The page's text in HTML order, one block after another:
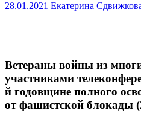
28.01.2021 Екатерина
Ветераны войны из
участниками
й годовщине полного
от фашистской блокады